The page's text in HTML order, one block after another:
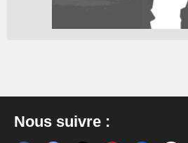
Nous suivre :